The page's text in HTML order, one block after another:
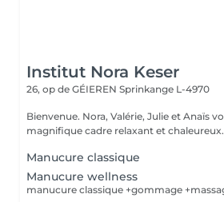
Institut Nora Keser
26, op de GÉIEREN Sprinkange L-4970
Bienvenue. Nora, Valérie, Julie et Anaïs vous accueillent dans un
magnifique cadre relaxant et chaleureux.
Manucure classique
Manucure wellness